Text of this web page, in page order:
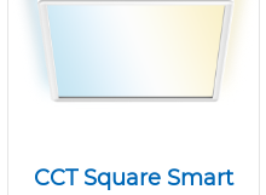
CCT Square Smart